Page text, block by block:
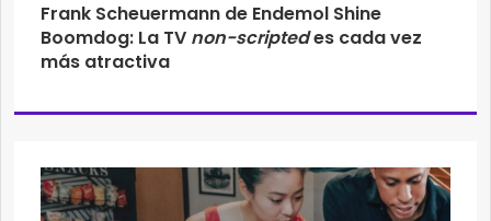
Frank Scheuermann de Endemol Shine
Boomdog: La TV non-scriptedes cada vez
más atractiva